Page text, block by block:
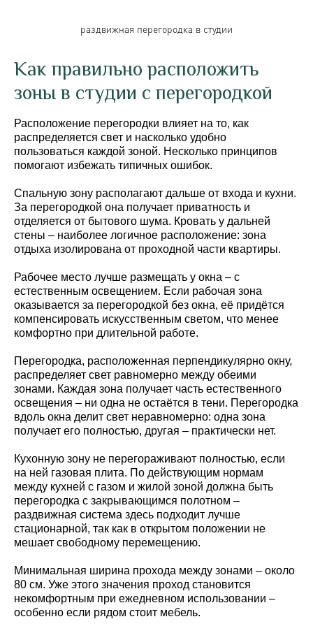
раздвижная перегородка в студии
Как правильно расположить
зоны в студии с перегородкой
Расположение перегородки влияет на то, как
распределяется свет и насколько удобно
пользоваться каждой зоной. Несколько принципов
помогают избежать типичных ошибок.
Спальную зону располагают дальше от входа и кухни.
За перегородкой она получает приватность и
отделяется от бытового шума. Кровать у дальней
стены – наиболее логичное расположение: зона
отдыха изолирована от проходной части квартиры.
Рабочее место лучше размещать у окна – с
естественным освещением. Если рабочая зона
оказывается за перегородкой без окна, её придётся
компенсировать искусственным светом, что менее
комфортно при длительной работе.
Перегородка, расположенная перпендикулярно окну,
распределяет свет равномерно между обеими
зонами. Каждая зона получает часть естественного
освещения – ни одна не остаётся в тени. Перегородка
вдоль окна делит свет неравномерно: одна зона
получает его полностью, другая – практически нет.
Кухонную зону не перегораживают полностью, если
на ней газовая плита. По действующим нормам
между кухней с газом и жилой зоной должна быть
перегородка с закрывающимся полотном –
раздвижная система здесь подходит лучше
стационарной, так как в открытом положении не
мешает свободному перемещению.
Минимальная ширина прохода между зонами – около
80 см. Уже этого значения проход становится
некомфортным при ежедневном использовании –
особенно если рядом стоит мебель.